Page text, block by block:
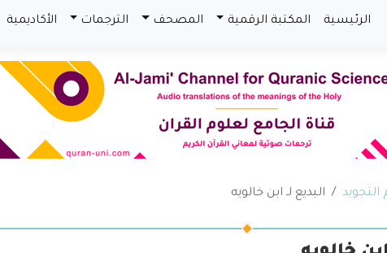
الرئيسية المكتبة الرقمية المصحف الترجمات الأكاديمية
التجويد البديع لـ ابن خالويه